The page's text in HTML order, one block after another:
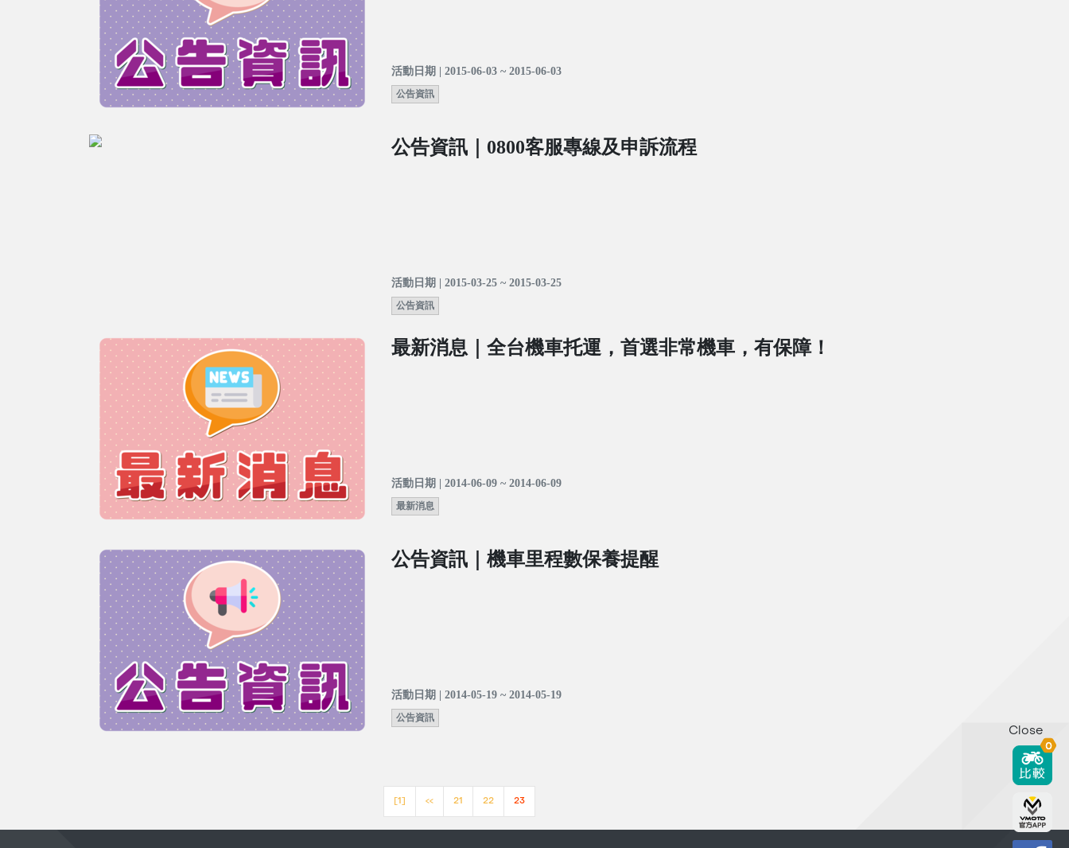
活動日期 | 2015-06-03 ~ 2015-06-03
公告資訊
公告資訊｜0800客服專線及申訴流程
活動日期 | 2015-03-25 ~ 2015-03-25
公告資訊
最新消息｜全台機車托運，首選非常機車，有保障！
活動日期 | 2014-06-09 ~ 2014-06-09
最新消息
公告資訊｜機車里程數保養提醒
活動日期 | 2014-05-19 ~ 2014-05-19
公告資訊
[1] << 21 22 23
Close
0